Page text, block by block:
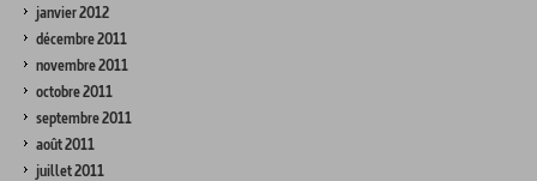
janvier 2012
décembre 2011
novembre 2011
octobre 2011
septembre 2011
août 2011
juillet 2011